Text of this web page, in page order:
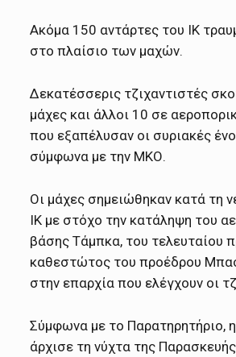
Ακόμα 150 αντάρτες του ΙΚ
στο πλαίσιο των μαχών.
Δεκατέσσερις τζιχαντιστές
μάχες και άλλοι 10 σε
που εξαπέλυσαν οι συριακές
σύμφωνα με την ΜΚΟ.
Οι μάχες σημειώθηκαν κατά τη
ΙΚ με στόχο την κατάληψη του
βάσης Τάμπκα, του τελευταίου
καθεστώτος του προέδρου
στην επαρχία που ελέγχουν οι
Σύμφωνα με το Παρατηρητήριο,
άρχισε τη νύχτα της